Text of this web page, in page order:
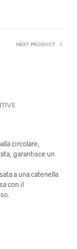
NEXT PRODUCT
circolare,
garantisce un
a una catenella
con il